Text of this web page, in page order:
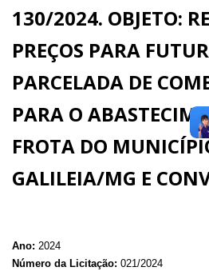
130/2024. OBJETO:
PREÇOS PARA
PARCELADA DE
PARA O
FROTA DO
GALILEIA/MG E
Ano: 2024
Número da Licitação: 021/2024